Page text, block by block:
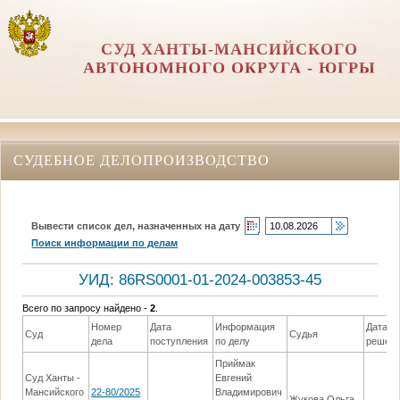
СУД ХАНТЫ-МАНСИЙСКОГО
АВТОНОМНОГО ОКРУГА - ЮГРЫ
СУДЕБНОЕ ДЕЛОПРОИЗВОДСТВО
Вывести список дел, назначенных на дату
Поиск информации по делам
УИД: 86RS0001-01-2024-003853-45
Всего по запросу найдено -2
Суд
Номер
дела
Дата
поступления
Информация
по делу
Судья
Дата
Суд Ханты -
Мансийского
22-80/2025
Приймак
Евгений
Владимирович